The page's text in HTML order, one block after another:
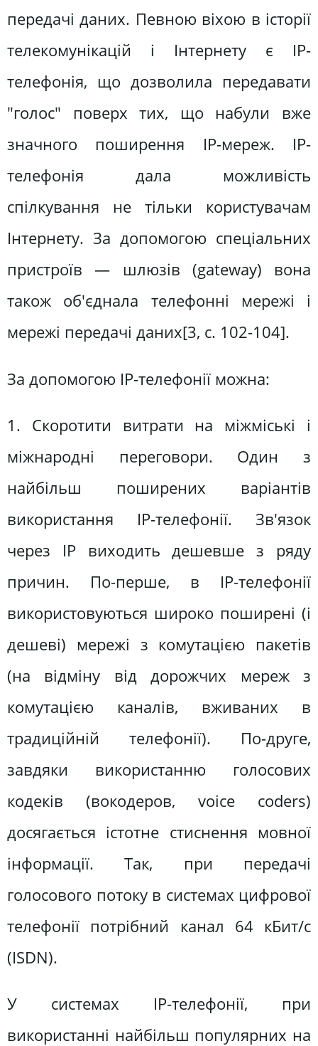
передачі даних. Певною віхою в історії
телекомунікацій і Інтернету є IP-
телефонія, що дозволила передавати
"голос" поверх тих, що набули вже
значного поширення IP-мереж. IP-
телефонія дала можливість
спілкування не тільки користувачам
Інтернету. За допомогою спеціальних
пристроїв — шлюзів (gateway) вона
також об'єднала телефонні мережі і
мережі передачі даних[3, c. 102-104].
За допомогою IP-телефонії можна:
1. Скоротити витрати на міжміські і
міжнародні переговори. Один з
найбільш поширених варіантів
використання IP-телефонії. Зв'язок
через IP виходить дешевше з ряду
причин. По-перше, в IP-телефонії
використовуються широко поширені (і
дешеві) мережі з комутацією пакетів
(на відміну від дорожчих мереж з
комутацією каналів, вживаних в
традиційній телефонії). По-друге,
завдяки використанню голосових
кодеків (вокодеров, voice coders)
досягається істотне стиснення мовної
інформації. Так, при передачі
голосового потоку в системах цифрової
телефонії потрібний канал 64 кБит/с
(ISDN).
У системах IP-телефонії, при
використанні найбільш популярних на